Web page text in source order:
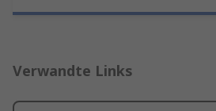
Verwandte Links